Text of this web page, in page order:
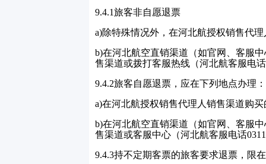
9.4.1旅客非自愿退票
a)除特殊情况外，在河北航授权销售代
b)在河北航空直销渠道（如官网、客服
售渠道或拨打客服热线（河北航客服电话
9.4.2旅客自愿退票，应在下列地点办理：
a)在河北航授权销售代理人销售渠道购
b)在河北航空直销渠道（如官网、客服
售渠道或客服中心（河北航客服电话
9.4.3持不定期客票的旅客要求退票，限